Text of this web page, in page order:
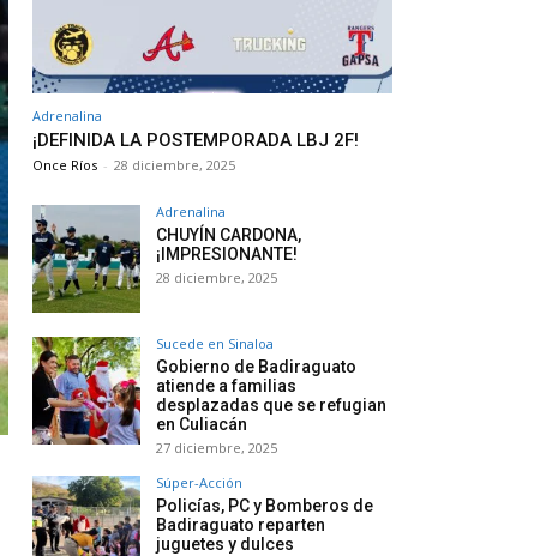
Adrenalina
¡DEFINIDA LA POSTEMPORADA LBJ 2F!
Once Ríos - 28 diciembre, 2025
Adrenalina
CHUYÍN CARDONA,
¡IMPRESIONANTE!
28 diciembre, 2025
Sucede en Sinaloa
Gobierno de Badiraguato
atiende a familias
desplazadas que se refugian
en Culiacán
27 diciembre, 2025
Súper-Acción
Policías, PC y Bomberos de
Badiraguato reparten
juguetes y dulces